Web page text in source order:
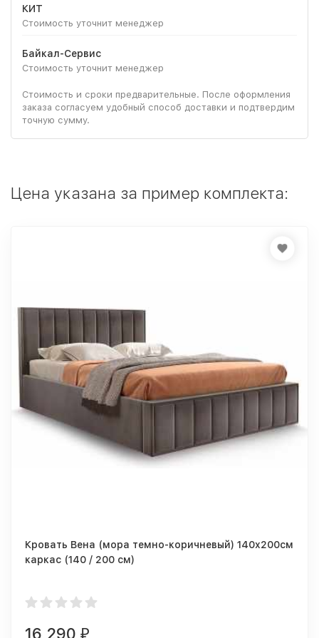
КИТ
Стоимость уточнит менеджер
Байкал-Сервис
Стоимость уточнит менеджер
Стоимость и сроки предварительные. После оформления
заказа согласуем удобный способ доставки и подтвердим
точную сумму.
Цена указана за пример комплекта:
Кровать Вена (мора темно-коричневый) 140x200см
каркас (140 / 200 см)
16 290 ₽